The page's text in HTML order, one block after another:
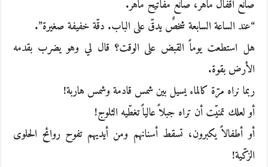
صانع أقفال ماهر، صانع مفاتيح ماهر.
“عند الساعة السابعة شخصٌ يدقّ على الباب. دقّة خفيفة صغيرة”.
هل استطعت يوماً القبض على الوقت؟ قال لي وهو يضرب بقدمه
الأرض بقوة.
ربما نراه مرّة كالماء يسيل بين شمس قادمة وشمس هاربة!
أو لعلك تمنيّت أن تراه جبلاً عالياً تغطّيه الثلوج!
أو أطفالاً يكبرون، تسقط أسنانهم ومن أيديهم تفوح روائح الحلوى
الزكّية!